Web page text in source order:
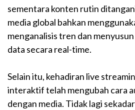
sementara konten rutin
media global bahkan
menganalisis tren dan
data secara real-time.
Selain itu, kehadiran live
interaktif telah mengubah cara
dengan media. Tidak lagi